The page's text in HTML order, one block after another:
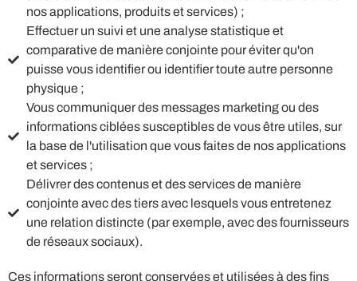
nos applications, produits et services) ;
Effectuer un suivi et une analyse statistique et
comparative de manière conjointe pour éviter qu'on
puisse vous identifier ou identifier toute autre personne
physique ;
Vous communiquer des messages marketing ou des
informations ciblées susceptibles de vous être utiles, sur
la base de l'utilisation que vous faites de nos applications
et services ;
Délivrer des contenus et des services de manière
conjointe avec des tiers avec lesquels vous entretenez
une relation distincte (par exemple, avec des fournisseurs
de réseaux sociaux).
Ces informations seront conservées et utilisées à des fins